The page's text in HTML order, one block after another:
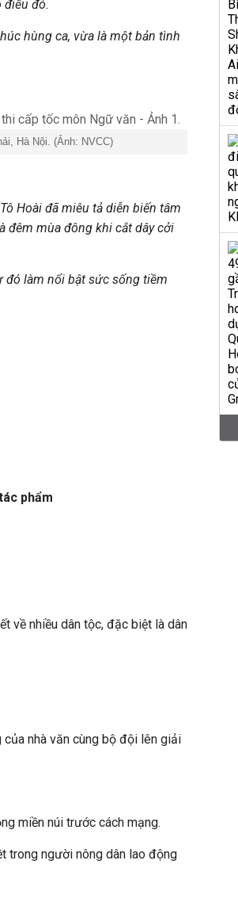
điều đó.
hùng ca, vừa là một bản tình
Hà Nội. (Ảnh: NVCC)
Hoài đã miêu tả diễn biến tâm
đêm mùa đông khi cắt dây cởi
đó làm nổi bật sức sống tiềm
phẩm
về nhiều dân tộc, đặc biệt là dân
nhà văn cùng bộ đội lên giải
miền núi trước cách mạng.
trong người nông dân lao động